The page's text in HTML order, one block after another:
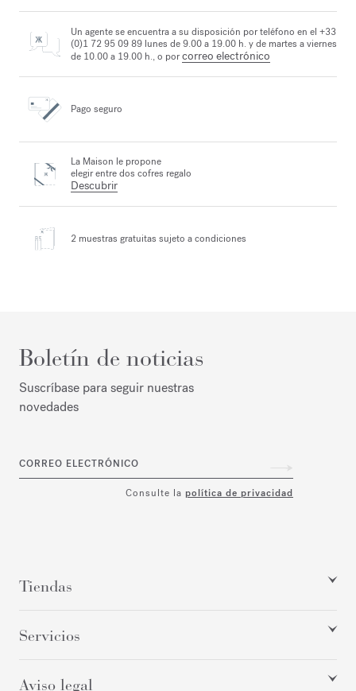
Un agente se encuentra a su disposición por teléfono en el +33
(0)1 72 95 09 89 lunes de 9.00 a 19.00 h. y de martes a viernes
de 10.00 a 19.00 h., o porcorreo electrónico
Pago seguro
La Maison le propone
elegir entre dos cofres regalo
Descubrir
2 muestras gratuitas sujeto a condiciones
Boletín de noticias
Suscríbase para seguir nuestras
novedades
CORREO ELECTRÓNICO
Consulte la política de privacidad
Tiendas
Servicios
Aviso legal